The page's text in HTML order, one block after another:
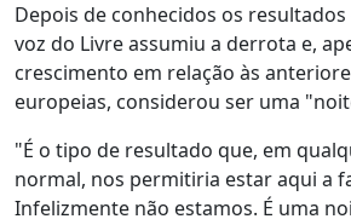
Depois de conhecidos os
voz do Livre assumiu a derrota e,
crescimento em relação às
europeias, considerou ser uma
"É o tipo de resultado que, em
normal, nos permitiria estar aqui a
Infelizmente não estamos. É uma